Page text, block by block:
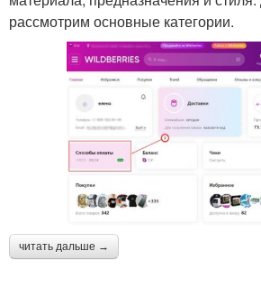
рассмотрим основные категории.
читать дальше →